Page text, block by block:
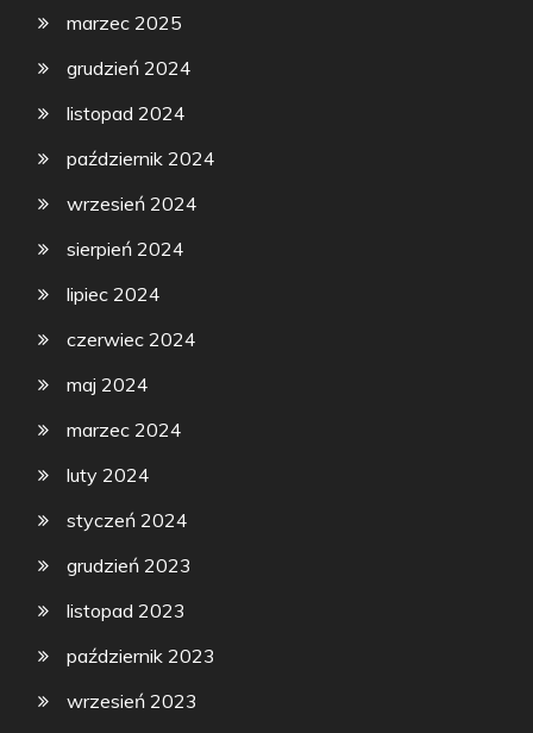
marzec 2025
grudzień 2024
listopad 2024
październik 2024
wrzesień 2024
sierpień 2024
lipiec 2024
czerwiec 2024
maj 2024
marzec 2024
luty 2024
styczeń 2024
grudzień 2023
listopad 2023
październik 2023
wrzesień 2023